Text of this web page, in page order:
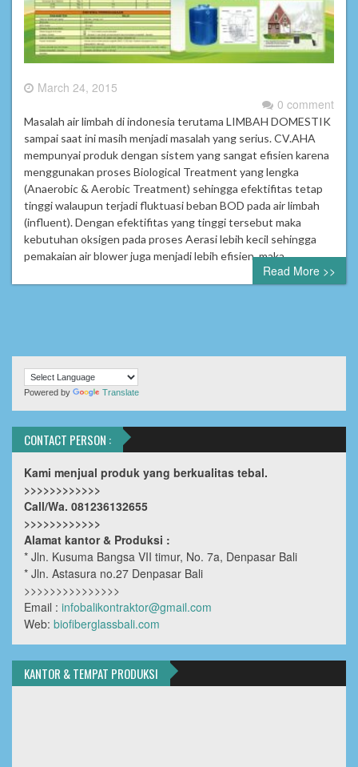
March 24, 2015
0 comment
Masalah air limbah di indonesia terutama LIMBAH DOMESTIK
sampai saat ini masih menjadi masalah yang serius. CV.AHA
mempunyai produk dengan sistem yang sangat efisien karena
menggunakan proses Biological Treatment yang lengka
(Anaerobic & Aerobic Treatment) sehingga efektifitas tetap
tinggi walaupun terjadi fluktuasi beban BOD pada air limbah
(influent). Dengan efektifitas yang tinggi tersebut maka
kebutuhan oksigen pada proses Aerasi lebih kecil sehingga
pemakaian air blower juga menjadi lebih efisien, maka…
Read More >>
Powered by Translate
CONTACT PERSON :
Kami menjual produk yang berkualitas tebal.
>>>>>>>>>>>>
Call/Wa. 081236132655
>>>>>>>>>>>>
Alamat kantor & Produksi :
* Jln. Kusuma Bangsa VII timur, No. 7a, Denpasar Bali
* Jln. Astasura no.27 Denpasar Bali
>>>>>>>>>>>>>>>
Email : infobalikontraktor@gmail.com
Web: biofiberglassbali.com
KANTOR & TEMPAT PRODUKSI